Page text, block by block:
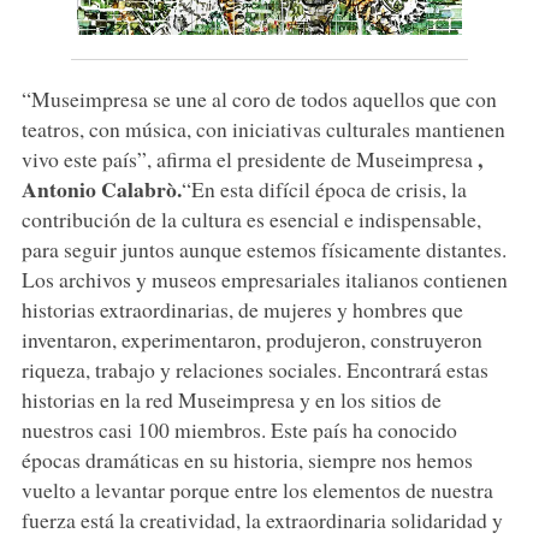
“Museimpresa se une al coro de todos aquellos que con
teatros, con música, con iniciativas culturales mantienen
vivo este país”, afirma el presidente de Museimpresa ,
Antonio Calabrò.“En esta difícil época de crisis, la
contribución de la cultura es esencial e indispensable,
para seguir juntos aunque estemos físicamente distantes.
Los archivos y museos empresariales italianos contienen
historias extraordinarias, de mujeres y hombres que
inventaron, experimentaron, produjeron, construyeron
riqueza, trabajo y relaciones sociales. Encontrará estas
historias en la red Museimpresa y en los sitios de
nuestros casi 100 miembros. Este país ha conocido
épocas dramáticas en su historia, siempre nos hemos
vuelto a levantar porque entre los elementos de nuestra
fuerza está la creatividad, la extraordinaria solidaridad y